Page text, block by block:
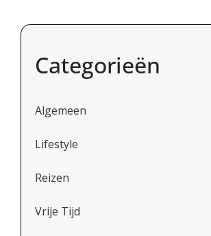
Categorieën
Algemeen
Lifestyle
Reizen
Vrije Tijd